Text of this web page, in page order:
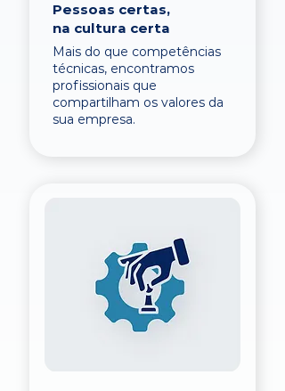
Pessoas certas,
na cultura certa
Mais do que competências
técnicas, encontramos
profissionais que
compartilham os valores da
sua empresa.